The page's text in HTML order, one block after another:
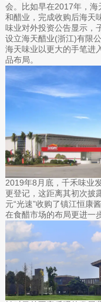
会。比如早在2017年，
和醋业，完成收购后海天
味业对外投资公告显示，
设立海天醋业(浙江)有限
海天味业以更大的手笔进
品布局。
2019年8月底，千禾味业
更登记，这距离其初次披
元“光速”收购了镇江恒康
在食醋市场的布局更进一